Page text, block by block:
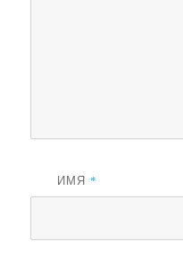
ИМЯ *